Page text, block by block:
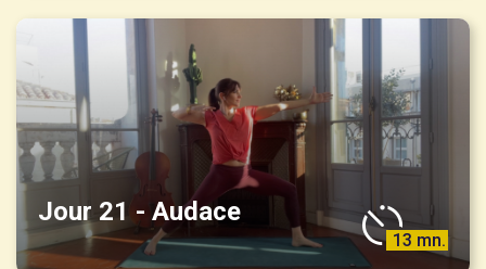
Jour 21 - Audace
13 mn.